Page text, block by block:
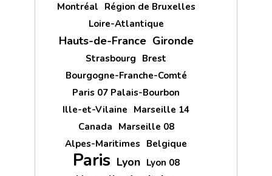
Montréal Région de Bruxelles
Loire-Atlantique
Hauts-de-France Gironde
Strasbourg Brest
Bourgogne-Franche-Comté
Paris 07 Palais-Bourbon
Ille-et-Vilaine Marseille 14
Canada Marseille 08
Alpes-Maritimes Belgique
Paris Lyon Lyon 08